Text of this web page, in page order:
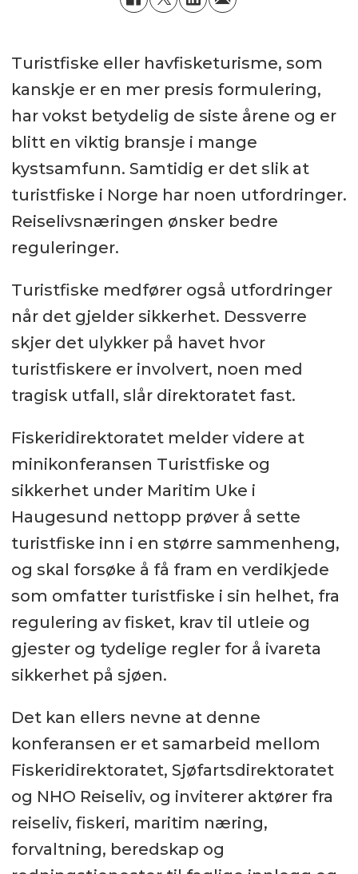
Turistfiske eller havfisketurisme, som
kanskje er en mer presis formulering,
har vokst betydelig de siste årene og er
blitt en viktig bransje i mange
kystsamfunn. Samtidig er det slik at
turistfiske i Norge har noen utfordringer.
Reiselivsnæringen ønsker bedre
reguleringer.
Turistfiske medfører også utfordringer
når det gjelder sikkerhet. Dessverre
skjer det ulykker på havet hvor
turistfiskere er involvert, noen med
tragisk utfall, slår direktoratet fast.
Fiskeridirektoratet melder videre at
minikonferansen Turistfiske og
sikkerhet under Maritim Uke i
Haugesund nettopp prøver å sette
turistfiske inn i en større sammenheng,
og skal forsøke å få fram en verdikjede
som omfatter turistfiske i sin helhet, fra
regulering av fisket, krav til utleie og
gjester og tydelige regler for å ivareta
sikkerhet på sjøen.
Det kan ellers nevne at denne
konferansen er et samarbeid mellom
Fiskeridirektoratet, Sjøfartsdirektoratet
og NHO Reiseliv, og inviterer aktører fra
reiseliv, fiskeri, maritim næring,
forvaltning, beredskap og